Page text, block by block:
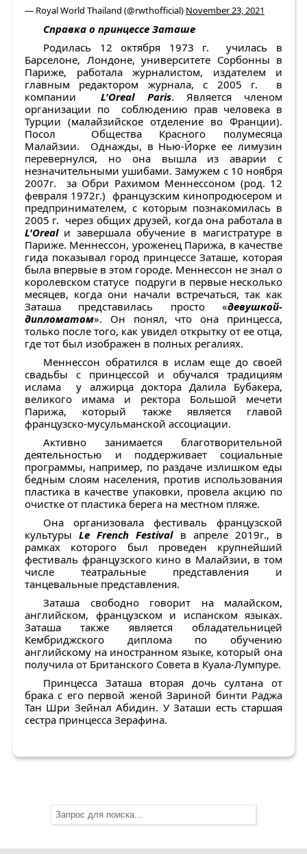
— Royal World Thailand (@rwthofficial) November 23, 2021
Справка о принцессе Заташе
Родилась 12 октября 1973 г. училась в
Барселоне, Лондоне, университете Сорбонны в
Париже, работала журналистом, издателем и
главным редактором журнала, с 2005 г. в
компанииL'Oreal Paris. Является членом
организации по соблюдению прав человека в
Турции (малайзийское отделение во Франции).
Посол Общества Красного полумесяца
Малайзии. Однажды, в Нью-Йорке ее лимузин
перевернулся, но она вышла из аварии с
незначительными ушибами. Замужем с 10 ноября
2007г. за Обри Рахимом Меннессоном (род. 12
февраля 1972г.) французским кинопродюсером и
предпринимателем, с которым познакомилась в
2005 г. через общих друзей, когда она работала в
L'Orealи завершала обучение в магистратуре в
Париже. Меннессон, уроженец Парижа, в качестве
гида показывал город принцессе Заташе, которая
была впервые в этом городе. Меннессон не знал о
королевском статусе подруги в первые несколько
месяцев, когда они начали встречаться, так как
Заташа представилась просто «девушкой-
дипломатом». Он понял, что она принцесса,
только после того, как увидел открытку от ее отца,
где тот был изображен в полных регалиях.
Меннессон обратился в ислам еще до своей
свадьбы с принцессой и обучался традициям
ислама у алжирца доктора Далила Бубакера,
великого имама и ректора Большой мечети
Парижа, который также является главой
французско-мусульманской ассоциации.
Активно занимается благотворительной
деятельностью и поддерживает социальные
программы, например, по раздаче излишком еды
бедным слоям населения, против использования
пластика в качестве упаковки, провела акцию по
очистке от пластика берега на местном пляже.
Она организовала фестиваль французской
культурыLe French Festivalв апреле 2019г., в
рамках которого был проведен крупнейший
фестиваль французского кино в Малайзии, в том
числе театральные представления и
танцевальные представления.
Заташа свободно говорит на малайском,
английском, французском и испанском языках.
Заташа также является обладательницей
Кембриджского диплома по обучению
английскому на иностранном языке, который она
получила от Британского Совета в Куала-Лумпуре.
Принцесса Заташа вторая дочь султана от
брака с его первой женой Зариной бинти Раджа
Тан Шри Зейнал Абидин. У Заташи есть старшая
сестра принцесса Зерафина.